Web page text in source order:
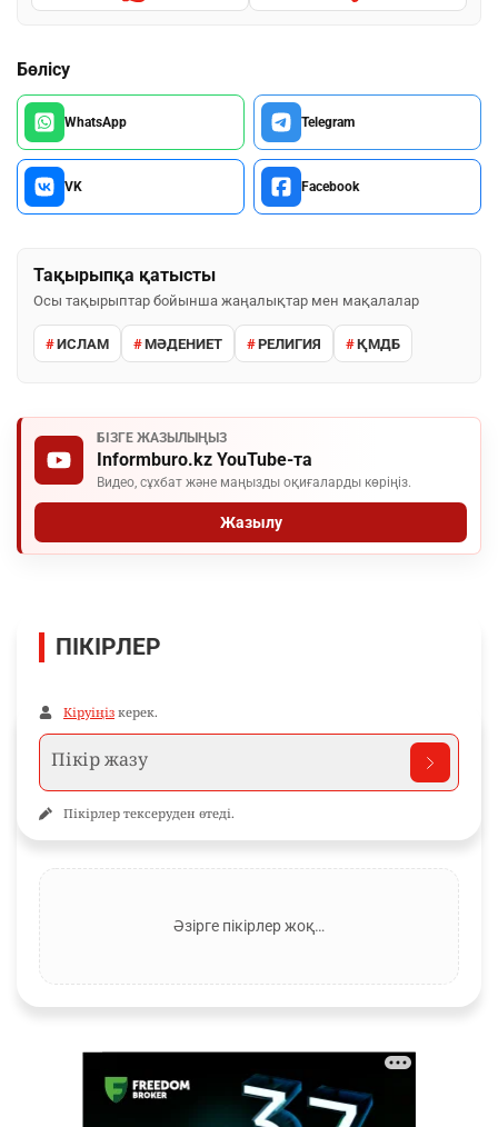
Бөлісу
WhatsApp Telegram
VK Facebook
Тақырыпқа қатысты
Осы тақырыптар бойынша жаңалықтар мен мақалалар
ИСЛАМ МӘДЕНИЕТ РЕЛИГИЯ ҚМДБ
БІЗГЕ ЖАЗЫЛЫҢЫЗ
Informburo.kz YouTube-та
Видео, сұхбат және маңызды оқиғаларды көріңіз.
Жазылу
ПІКІРЛЕР
Кіруіңіз керек.
Пікірлер тексеруден өтеді.
Әзірге пікірлер жоқ…